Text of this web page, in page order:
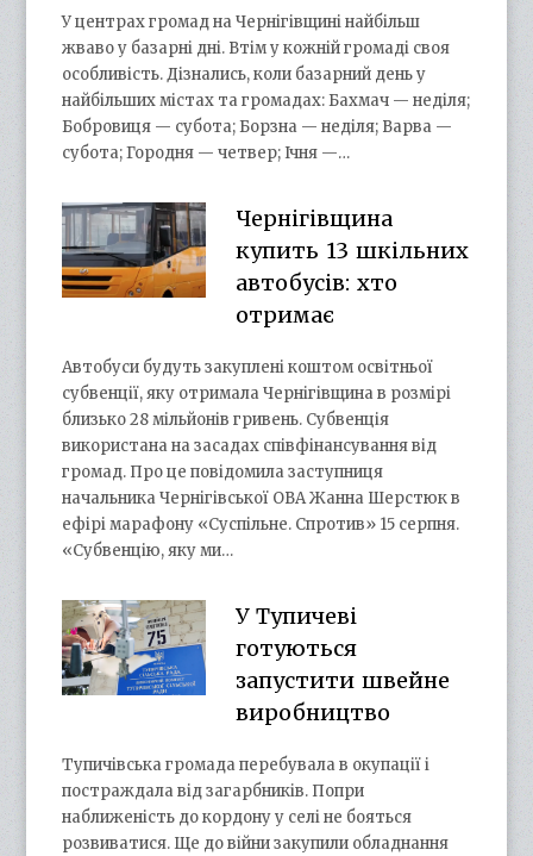
У центрах громад на Чернігівщині найбільш
жваво у базарні дні. Втім у кожній громаді своя
особливість. Дізнались, коли базарний день у
найбільших містах та громадах: Бахмач — неділя;
Бобровиця — субота; Борзна — неділя; Варва —
субота; Городня — четвер; Ічня —…
Чернігівщина
купить 13 шкільних
автобусів: хто
отримає
Автобуси будуть закуплені коштом освітньої
субвенції, яку отримала Чернігівщина в розмірі
близько 28 мільйонів гривень. Субвенція
використана на засадах співфінансування від
громад. Про це повідомила заступниця
начальника Чернігівської ОВА Жанна Шерстюк в
ефірі марафону «Суспільне. Спротив» 15 серпня.
«Субвенцію, яку ми…
У Тупичеві
готуються
запустити швейне
виробництво
Тупичівська громада перебувала в окупації і
постраждала від загарбників. Попри
наближеність до кордону у селі не бояться
розвиватися. Ще до війни закупили обладнання